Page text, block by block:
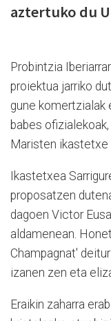
aztertuko du
Probintzia
proiektua jarriko
gune komertzialak
babes
Maristen ikastetxe
Ikastetxea
proposatzen
dagoen Victor
aldamenean.
Champagnat'
izanen zen eta
Eraikin zaharra